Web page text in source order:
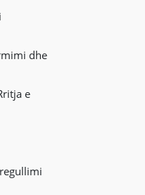
dhe
e